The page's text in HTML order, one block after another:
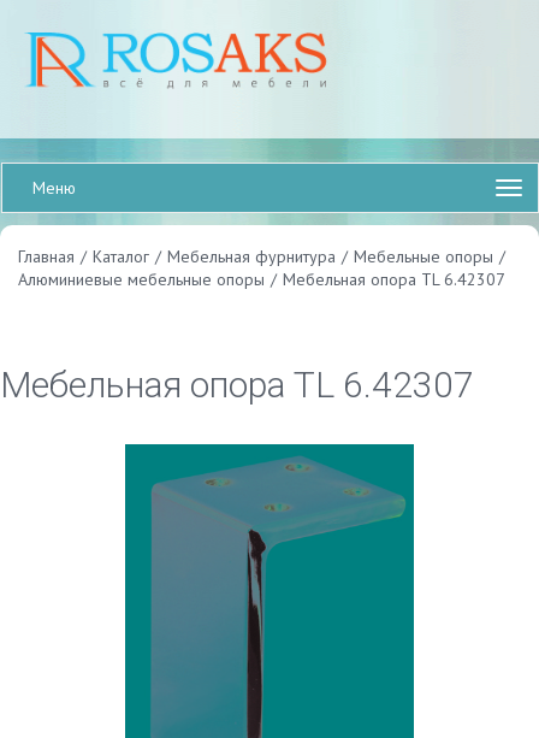
Меню
Главная / Каталог / Мебельная фурнитура / Мебельные опоры /
Алюминиевые мебельные опоры / Мебельная опора TL 6.42307
Мебельная опора TL 6.42307